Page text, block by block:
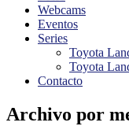
Webcams
Eventos
Series
Toyota
Toyota
Contacto
Archivo por